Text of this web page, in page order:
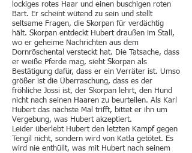
lockiges rotes Haar und einen buschigen roten
Bart. Er scheint wütend zu sein und stellt
seltsame Fragen, die Skorpan für verdächtig
hält. Skorpan entdeckt Hubert draußen im Stall,
wo er geheime Nachrichten aus dem
Dornröschental versteckt hat. Die Tatsache, dass
er weiße Pferde mag, sieht Skorpan als
Bestätigung dafür, dass er ein Verräter ist. Umso
größer ist die Überraschung, dass es der
fröhliche Jossi ist, der Skorpan lehrt, den Hund
nicht nach seinen Haaren zu beurteilen. Als Karl
Hubert das nächste Mal trifft, bittet er ihn um
Vergebung, was Hubert akzeptiert.
Leider überlebt Hubert den letzten Kampf gegen
Tengil nicht, sondern wird von Katla getötet. Es
wird nie enthüllt, was mit Hubert nach seinem